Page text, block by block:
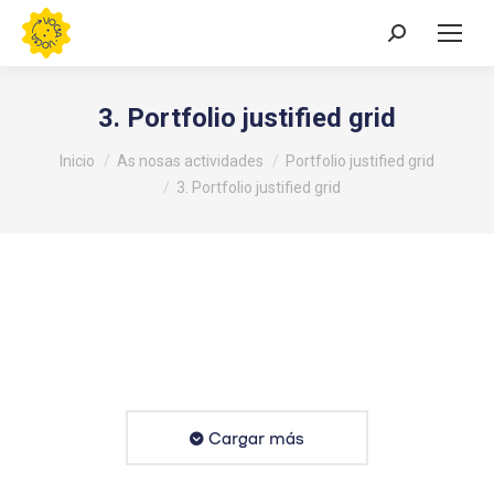
Buscar:
3. Portfolio justified grid
Estás aquí:
Inicio As nosas actividades
Portfolio justified grid
3. Portfolio justified grid
Cargar más